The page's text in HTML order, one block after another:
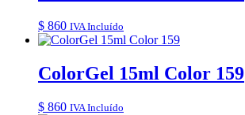
$ 860 IVA Incluído
ColorGel 15ml Color 159
$ 860 IVA Incluído